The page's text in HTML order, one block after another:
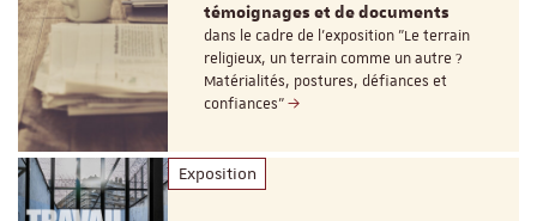
témoignages et de documents
dans le cadre de l'exposition "Le terrain
religieux, un terrain comme un autre ?
Matérialités, postures, défiances et
confiances"
Exposition